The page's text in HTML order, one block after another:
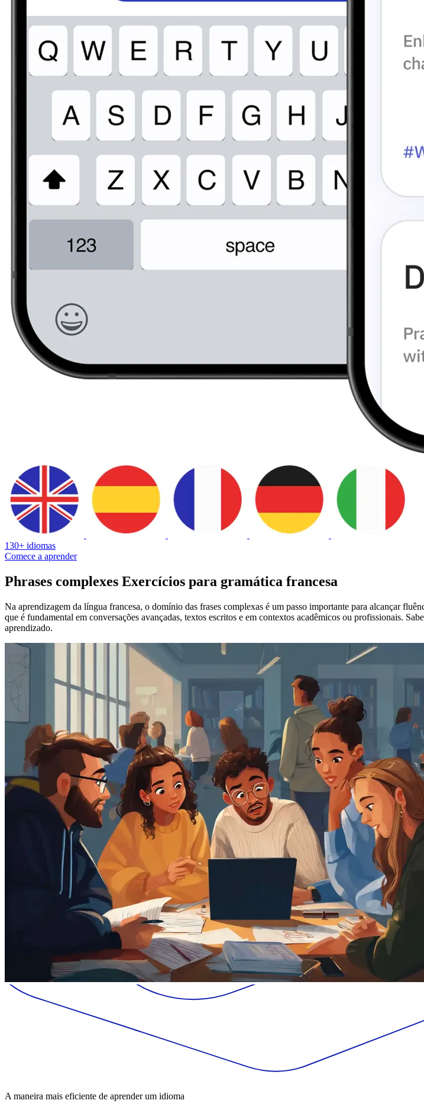
130+ idiomas
Comece a aprender
Phrases complexes Exercícios para gramática francesa
Na aprendizagem da língua francesa, o domínio das frases complexas é um passo importante para alcançar
que é fundamental em conversações avançadas, textos escritos e em contextos acadêmicos ou profissionais.
aprendizado.
A maneira mais eficiente de aprender um idioma